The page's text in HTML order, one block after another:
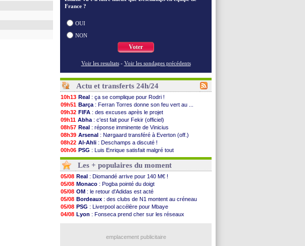
France ?
OUI
NON
Voter
Voir les resultats - Voir les sondages précédents
Actu et transferts 24h/24
10h13 Real : ça se complique pour Rodri !
09h51 Barça : Ferran Torres donne son feu vert au ...
09h32 FIFA : des excuses après le projet
09h11 Abha : c'est fait pour Fekir (officiel)
08h57 Real : réponse imminente de Vinicius
08h39 Arsenal : Nørgaard transféré à Everton (off.)
08h22 Al-Ahli : Deschamps a discuté !
00h06 PSG : Luis Enrique satisfait malgré tout
05/08 Monaco: Pogba pointé du doigt
05/08
Rennes : Zabiri n'est pas fan de la L1
05/08 Rennes: une offre de Fulham pour Aït Boudlal
05/08 VIDEO: Thomasson et Cresswell réconciliés
05/08 Dunkerque: Nzonzi avait des pistes en L1
05/08 Lyon: Mangala sur le départ
05/08 Amical: Arsenal s'incline face au Real Betis
05/08 Amical: lourde défaite pour le PSG
05/08 Man City: Maresca flou pour Reijnders
: le plan d'Alvarez à son retour
Les + populaires du moment
05/08 Real : Diomandé arrive pour 140 M€ !
05/08 Monaco : Pogba pointé du doigt
05/08 OM : le retour d'Adidas est acté
05/08 Bordeaux : des clubs de N1 montent au créneau
05/08 PSG : Liverpool accélère pour Mbaye
04/08 Lyon : Fonseca prend cher sur les réseaux
emplacement publicitaire